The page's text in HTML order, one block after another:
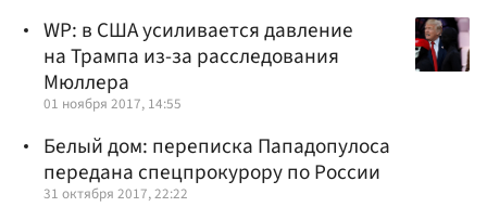
WP: в США усиливается давление
на Трампа из-за расследования
Мюллера
01 ноября 2017, 14:55
Белый дом: переписка Пападопулоса
передана спецпрокурору по России
31 октября 2017, 22:22